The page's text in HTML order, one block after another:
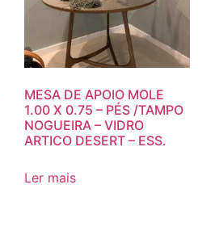
MESA DE APOIO MOLE
1.00 X 0.75 – PÉS /TAMPO
NOGUEIRA – VIDRO
ARTICO DESERT – ESS.
Ler mais